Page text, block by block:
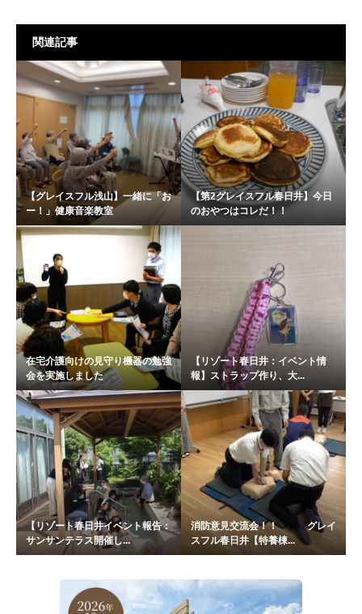
関連記事
【グレイスフル浅山】一緒に「お
ー！」健康音楽教室
【第2グレイスフル春日井】今日
のおやつはコレだ！！
在宅介護向けの見守り機器の勉強
会を実施しました
【リゾート春日井：イベント情
報】ストラップ作り、大...
【リゾート春日井イベント報告：
サンサンテラス開催し...
消防意見交流会！！ グレイ
スフル春日井【特養棟...